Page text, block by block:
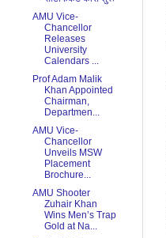
AMU Vice-
Chancellor
Releases
University
Calendars ...
Prof Adam Malik
Khan Appointed
Chairman,
Departmen...
AMU Vice-
Chancellor
Unveils MSW
Placement
Brochure...
AMU Shooter
Zuhair Khan
Wins Men’s Trap
Gold at Na...